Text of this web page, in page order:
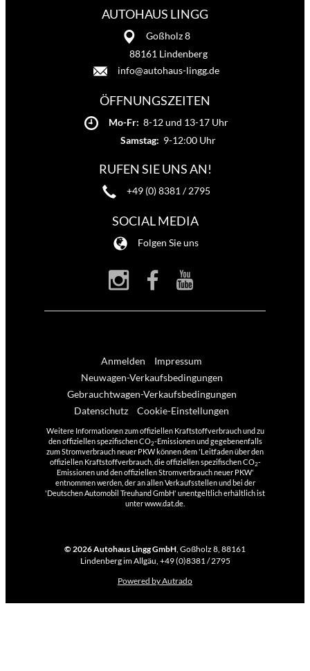
AUTOHAUS LINGG
Goßholz 8
88161 Lindenberg
info@autohaus-lingg.de
ÖFFNUNGSZEITEN
Mo-Fr: 8-12 und 13-17 Uhr
Samstag: 9-12:00 Uhr
RUFEN SIE UNS AN!
+49 (0) 8381 / 2795
SOCIAL MEDIA
Folgen Sie uns
Anmelden
Impressum
Neuwagen-Verkaufsbedingungen
Gebrauchtwagen-Verkaufsbedingungen
Datenschutz
Cookie-Einstellungen
Weitere Informationen zum offiziellen Kraftstoffverbrauch und zu
den offiziellen spezifischen CO2-Emissionen und gegebenenfalls
zum Stromverbrauch neuer PKW können dem 'Leitfaden über den
offiziellen Kraftstoffverbrauch, die offiziellen spezifischen CO2-
Emissionen und den offiziellen Stromverbrauch neuer PKW'
entnommen werden, der an allen Verkaufsstellen und bei der
'Deutschen Automobil Treuhand GmbH' unentgeltlich erhältlich ist
unter www.dat.de.
© 2026Autohaus Lingg GmbH Goßholz 8 88161
Lindenberg im Allgäu, +49 (0)8381 / 2795
Powered by Autrado